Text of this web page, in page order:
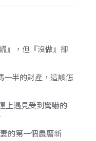
』，但『沒做』卻
一半的財產，這該怎
上遇見受到驚嚇的
的第一個農曆新